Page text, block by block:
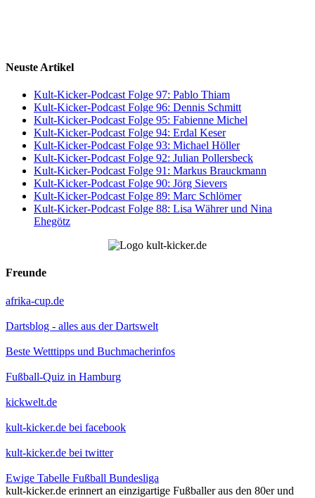
Neuste Artikel
Kult-Kicker-Podcast Folge 97: Pablo Thiam
Kult-Kicker-Podcast Folge 96: Dennis Schmitt
Kult-Kicker-Podcast Folge 95: Fabienne Michel
Kult-Kicker-Podcast Folge 94: Erdal Keser
Kult-Kicker-Podcast Folge 93: Michael Höller
Kult-Kicker-Podcast Folge 92: Julian Pollersbeck
Kult-Kicker-Podcast Folge 91: Markus Brauckmann
Kult-Kicker-Podcast Folge 90: Jörg Sievers
Kult-Kicker-Podcast Folge 89: Marc Schlömer
Kult-Kicker-Podcast Folge 88: Lisa Währer und Nina
Ehegötz
Freunde
afrika-cup.de
Dartsblog - alles aus der Dartswelt
Beste Wetttipps und Buchmacherinfos
Fußball-Quiz in Hamburg
kickwelt.de
kult-kicker.de bei facebook
kult-kicker.de bei twitter
Ewige Tabelle Fußball Bundesliga
kult-kicker.de erinnert an einzigartige Fußballer aus den 80er und